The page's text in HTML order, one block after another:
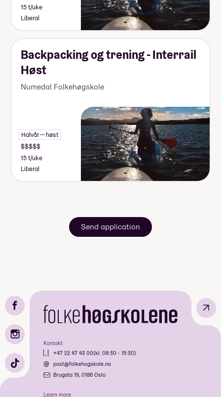
15 t/uke
Liberal
Backpacking og trening - Interrail
Høst
Numedal Folkehøgskole
Halvår — høst
15 t/uke
Liberal
Send application
Kontakt
+47 22 47 43 00(kl. 08:30 - 15:30)
post@folkehogskole.no
Brugata 19, 0186 Oslo
Learn more
↗